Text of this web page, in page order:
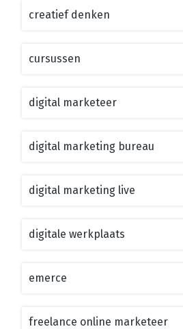
creatief denken
cursussen
digital marketeer
digital marketing bureau
digital marketing live
digitale werkplaats
emerce
freelance online marketeer